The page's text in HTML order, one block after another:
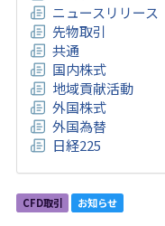
ニュースリリース
先物取引
共通
国内株式
地域貢献活動
外国株式
外国為替
日経225
CFD取引 お知らせ